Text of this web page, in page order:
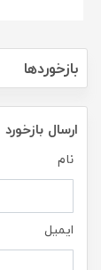
بازخوردها
ارسال بازخورد
نام
ایمیل